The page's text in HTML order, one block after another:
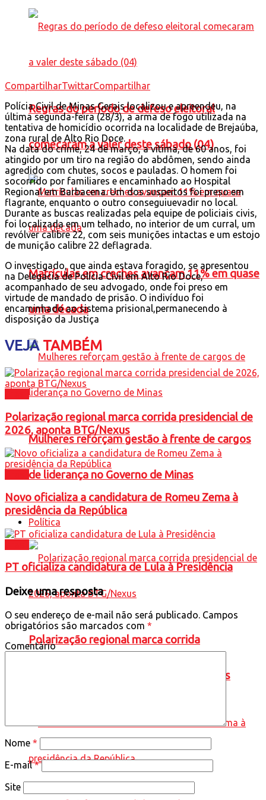
Regras do período de defeso eleitoral
comecaram a valer deste sábado (04)
Matrículas em creches avançam 11% em quase
uma década
Mulheres reforçam gestão à frente de cargos
de liderança no Governo de Minas
Política
Polarização regional marca corrida
presidencial de 2026, aponta BTG/Nexus
CompartilharTwittarCompartilhar
Polícia Civil de Minas Gerais localizou e apreendeu, na
última segunda-feira (28/3), a arma de fogo utilizada na
tentativa de homicídio ocorrida na localidade de Brejaúba,
zona rural de Alto Rio Doce.
Na data do crime, 24 de março, a vítima, de 60 anos, foi
atingido por um tiro na região do abdômen, sendo ainda
agredido com chutes, socos e pauladas. O homem foi
socorrido por familiares e encaminhado ao Hospital
Regional em Barbacena. Um dos suspeitos foi preso em
flagrante, enquanto o outro conseguiuevadir no local.
Durante as buscas realizadas pela equipe de policiais civis,
foi localizada em um telhado, no interior de um curral, um
revólver calibre 22, com seis munições intactas e um estojo
de munição calibre 22 deflagrada.
O investigado, que ainda estava foragido, se apresentou
na Delegacia de Polícia Civil em Alto Rio Doce,
acompanhado de seu advogado, onde foi preso em
virtude de mandado de prisão. O indivíduo foi
encaminhado ao sistema prisional,permanecendo à
disposição da Justiça
VEJATAMBÉM
Polarização regional marca corrida presidencial de
2026, aponta BTG/Nexus
Novo oficializa a candidatura de Romeu Zema à
presidência da República
PT oficializa candidatura de Lula à Presidência
Deixe uma resposta
O seu endereço de e-mail não será publicado. Campos
obrigatórios são marcados com *
Comentário
Nome *
E-mail*
Site